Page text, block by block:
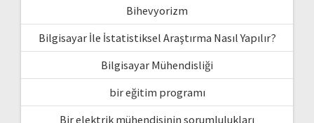
Bihevyorizm
Bilgisayar İle İstatistiksel Araştırma Nasıl Yapılır?
Bilgisayar Mühendisliği
bir eğitim programı
Bir elektrik mühendisinin sorumlulukları